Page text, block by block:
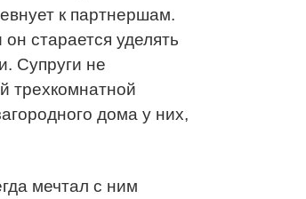
к партнершам.
старается уделять
Супруги не
трехкомнатной
дома у них,
мечтал с ним